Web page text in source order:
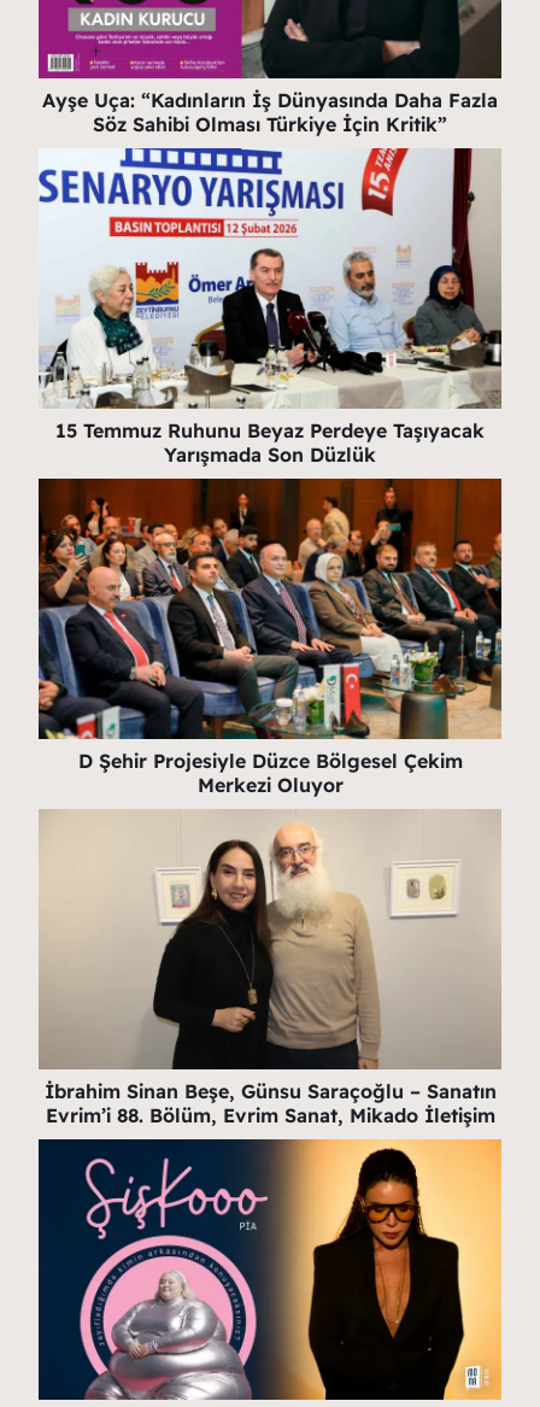
Ayşe Uça: “Kadınların İş Dünyasında Daha Fazla
Söz Sahibi Olması Türkiye İçin Kritik”
15 Temmuz Ruhunu Beyaz Perdeye Taşıyacak
Yarışmada Son Düzlük
D Şehir Projesiyle Düzce Bölgesel Çekim
Merkezi Oluyor
İbrahim Sinan Beşe, Günsu Saraçoğlu – Sanatın
Evrim’i 88. Bölüm, Evrim Sanat, Mikado İletişim